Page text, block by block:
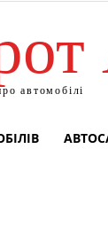
автомобілі